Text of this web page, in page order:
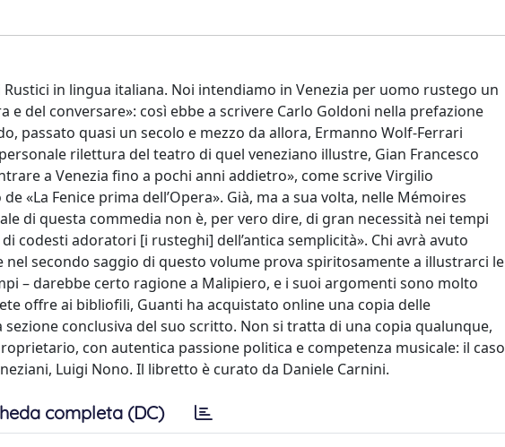
in lingua italiana. Noi intendiamo in Venezia per uomo rustego un
del conversare»: così ebbe a scrivere Carlo Goldoni nella prefazione
passato quasi un secolo e mezzo da allora, Ermanno Wolf-Ferrari
rilettura del teatro di quel veneziano illustre, Gian Francesco
a Venezia fino a pochi anni addietro», come scrive Virgilio
«La Fenice prima dell’Opera». Già, ma a sua volta, nelle Mémoires
di questa commedia non è, per vero dire, di gran necessità nei tempi
codesti adoratori [i rusteghi] dell’antica semplicità». Chi avrà avuto
nel secondo saggio di questo volume prova spiritosamente a illustrarci le
– darebbe certo ragione a Malipiero, e i suoi argomenti sono molto
offre ai bibliofili, Guanti ha acquistato online una copia delle
conclusiva del suo scritto. Non si tratta di una copia qualunque,
con autentica passione politica e competenza musicale: il caso
Luigi Nono. Il libretto è curato da Daniele Carnini.
completa (DC)